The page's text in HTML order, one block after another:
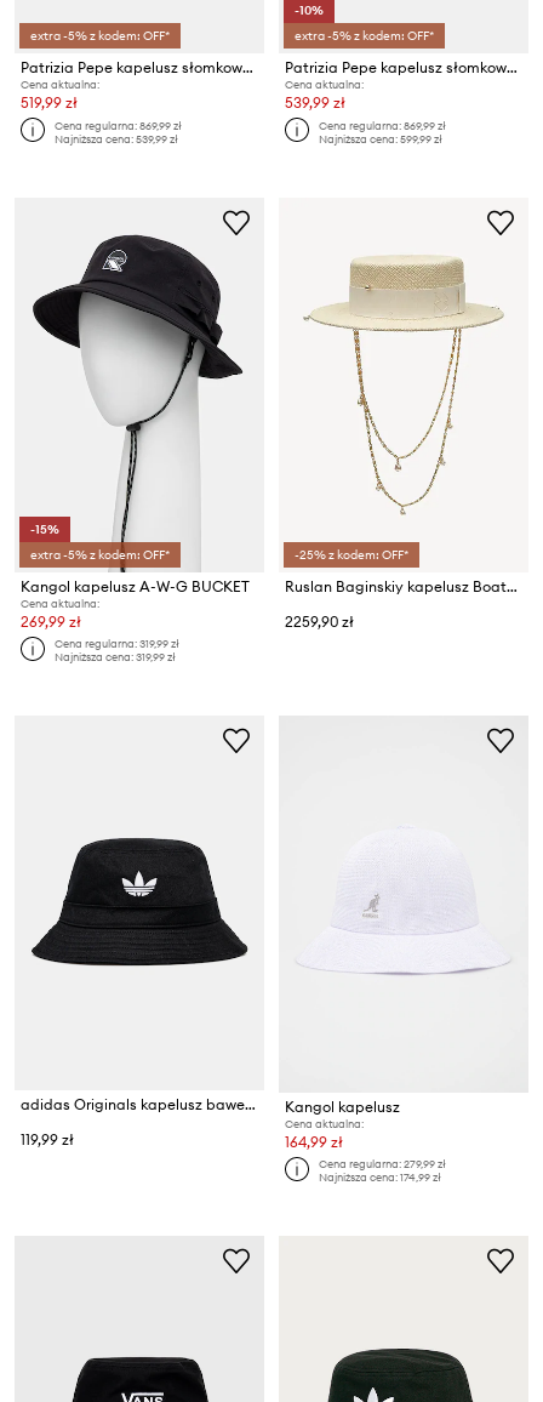
extra -5% z kodem: OFF*
Patrizia Pepe kapelusz słomkowy damski
Cena aktualna:
519,99 zł
Cena regularna:869,99 zł
Najniższa cena:539,99 zł
-10%
extra -5% z kodem: OFF*
Patrizia Pepe kapelusz słomkowy damski
Cena aktualna:
539,99 zł
Cena regularna:869,99 zł
Najniższa cena:599,99 zł
-15%
extra -5% z kodem: OFF*
Kangol kapelusz A-W-G BUCKET
Cena aktualna:
269,99 zł
Cena regularna:319,99 zł
Najniższa cena:319,99 zł
-25% z kodem: OFF*
Ruslan Baginskiy kapelusz Boater Hat
2259,90 zł
adidas Originals kapelusz bawełniany Adicolor
119,99 zł
Kangol kapelusz
Cena aktualna:
164,99 zł
Cena regularna:279,99 zł
Najniższa cena:174,99 zł